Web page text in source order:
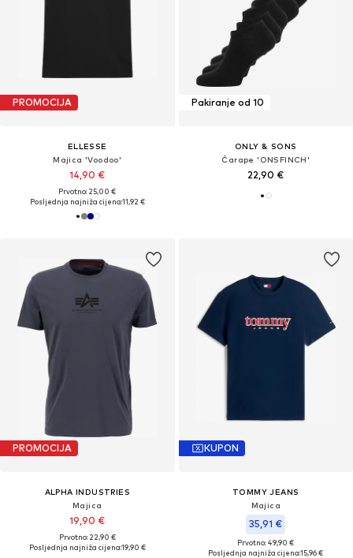
PROMOCIJA
ELLESSE
Majica 'Voodoo'
14,90 €
Prvotno: 25,00 €
Posljednja najniža cijena:11,92 €
Pakiranje od 10
ONLY & SONS
Čarape 'ONSFINCH'
22,90 €
PROMOCIJA
ALPHA INDUSTRIES
Majica
19,90 €
Prvotno: 22,90 €
Posljednja najniža cijena:19,90 €
KUPON
TOMMY JEANS
Majica
35,91 €
Prvotno: 49,90 €
Posljednja najniža cijena:15,96 €